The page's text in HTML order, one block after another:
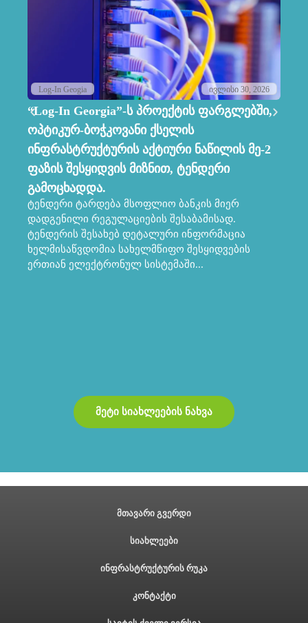
Log-In Geogia ივლისი 30, 2026
“Log-In Georgia”-ს პროექტის ფარგლებში,
ოპტიკურ-ბოჭკოვანი ქსელის
ინფრასტრუქტურის აქტიური ნაწილის მე-2
ფაზის შესყიდვის მიზნით, ტენდერი
გამოცხადდა.
ტენდერი ტარდება მსოფლიო ბანკის მიერ
დადგენილი რეგულაციების შესაბამისად.
ტენდერის შესახებ დეტალური ინფორმაცია
ხელმისაწვდომია სახელმწიფო შესყიდვების
ერთიან ელექტრონულ სისტემაში...
მეტი სიახლეების ნახვა
მთავარი გვერდი
სიახლეები
ინფრასტრუქტურის რუკა
კონტაქტი